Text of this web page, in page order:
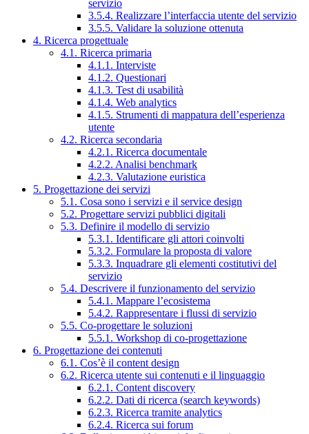
servizio
3.5.4. Realizzare l’interfaccia utente del servizio
3.5.5. Validare la soluzione ottenuta
4. Ricerca progettuale
4.1. Ricerca primaria
4.1.1. Interviste
4.1.2. Questionari
4.1.3. Test di usabilità
4.1.4. Web analytics
4.1.5. Strumenti di mappatura dell’esperienza
utente
4.2. Ricerca secondaria
4.2.1. Ricerca documentale
4.2.2. Analisi benchmark
4.2.3. Valutazione euristica
5. Progettazione dei servizi
5.1. Cosa sono i servizi e il service design
5.2. Progettare servizi pubblici digitali
5.3. Definire il modello di servizio
5.3.1. Identificare gli attori coinvolti
5.3.2. Formulare la proposta di valore
5.3.3. Inquadrare gli elementi costitutivi del
servizio
5.4. Descrivere il funzionamento del servizio
5.4.1. Mappare l’ecosistema
5.4.2. Rappresentare i flussi di servizio
5.5. Co-progettare le soluzioni
5.5.1. Workshop di co-progettazione
6. Progettazione dei contenuti
6.1. Cos’è il content design
6.2. Ricerca utente sui contenuti e il linguaggio
6.2.1. Content discovery
6.2.2. Dati di ricerca (search keywords)
6.2.3. Ricerca tramite analytics
6.2.4. Ricerca sui forum